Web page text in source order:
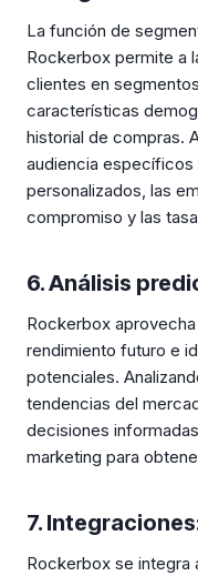
La función de
Rockerbox permite a
clientes en
características
historial de compras.
audiencia
personalizados, las
compromiso y las
6. Análisis
Rockerbox
rendimiento futuro e
potenciales.
tendencias del
decisiones
marketing para
7.
Rockerbox se integra